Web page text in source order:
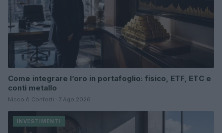
Come integrare l’oro in portafoglio: fisico, ETF, ETC e
conti metallo
Niccolò Conforti · 7 Ago 2026
INVESTIMENTI